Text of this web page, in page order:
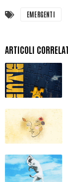
EMERGENTI